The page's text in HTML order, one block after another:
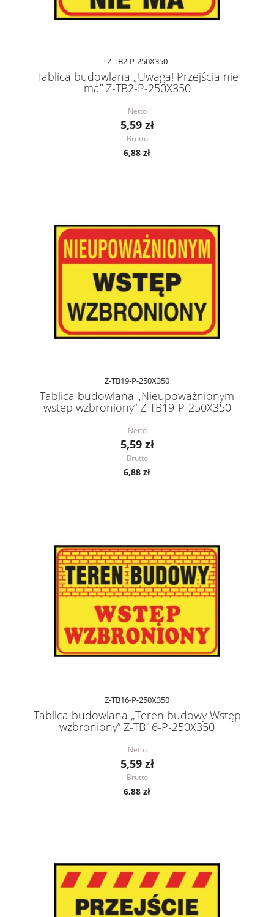
Z-TB2-P-250X350
Tablica budowlana „Uwaga! Przejścia nie
ma” Z-TB2-P-250X350
Netto
5,59 zł
Brutto
6,88 zł
Z-TB19-P-250X350
Tablica budowlana „Nieupoważnionym
wstęp wzbroniony” Z-TB19-P-250X350
Netto
5,59 zł
Brutto
6,88 zł
Z-TB16-P-250X350
Tablica budowlana „Teren budowy Wstęp
wzbroniony” Z-TB16-P-250X350
Netto
5,59 zł
Brutto
6,88 zł